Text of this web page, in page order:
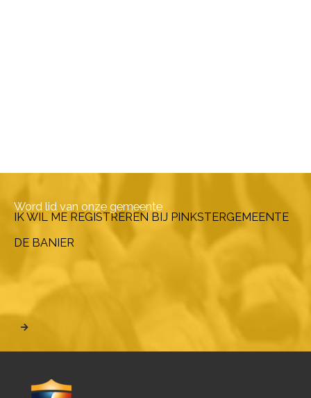
Word lid van onze gemeente
IK WIL ME REGISTREREN BIJ PINKSTERGEMEENTE
DE BANIER